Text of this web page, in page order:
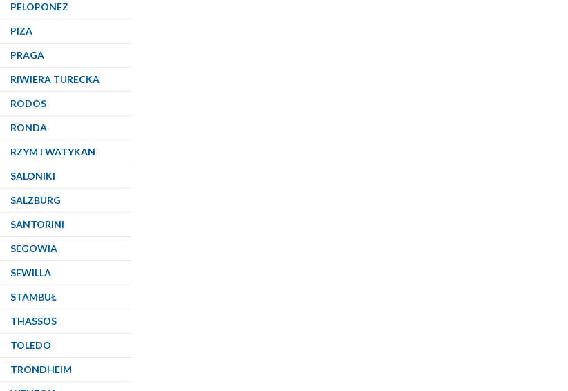
PELOPONEZ
PIZA
PRAGA
RIWIERA TURECKA
RODOS
RONDA
RZYM I WATYKAN
SALONIKI
SALZBURG
SANTORINI
SEGOWIA
SEWILLA
STAMBUŁ
THASSOS
TOLEDO
TRONDHEIM